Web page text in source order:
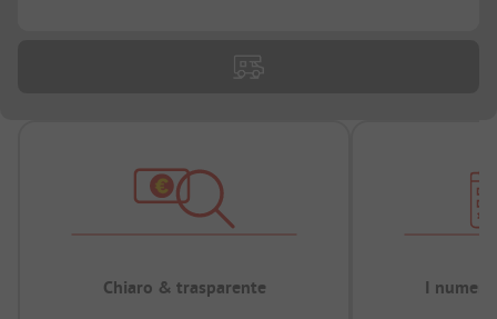
Chiaro & trasparente I numeri